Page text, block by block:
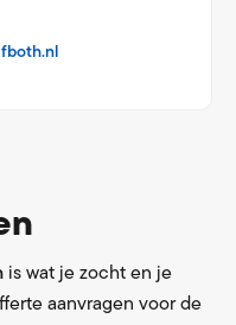
is wat je zocht en je
aanvragen voor de